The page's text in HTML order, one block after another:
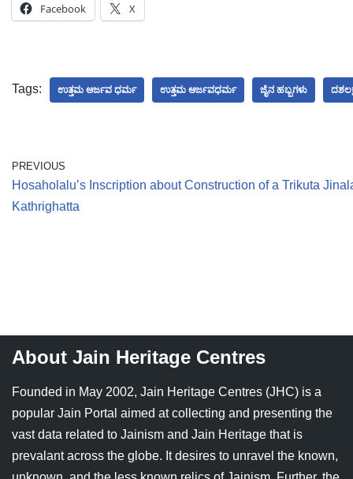
Facebook X
Tags: ಉತ್ತಮ ಆರ್ಜವ ಧರ್ಮ ಉತ್ತಮ ಆರ್ಜವಧರ್ಮ ಜೈನ ಹಬ್ಬಗಳು
PREVIOUS
Hosaholalu’s Inscription about Construction of a Trikuta
Kathrighatta
About Jain Heritage Centres
Founded in May 2002, Jain Heritage Centres (JHC) is a
popular Jain Portal aimed at collecting and presenting the
vast data related to Jainism and Jain Heritage that is
prevalant across the globe. It desires to unravel the known,